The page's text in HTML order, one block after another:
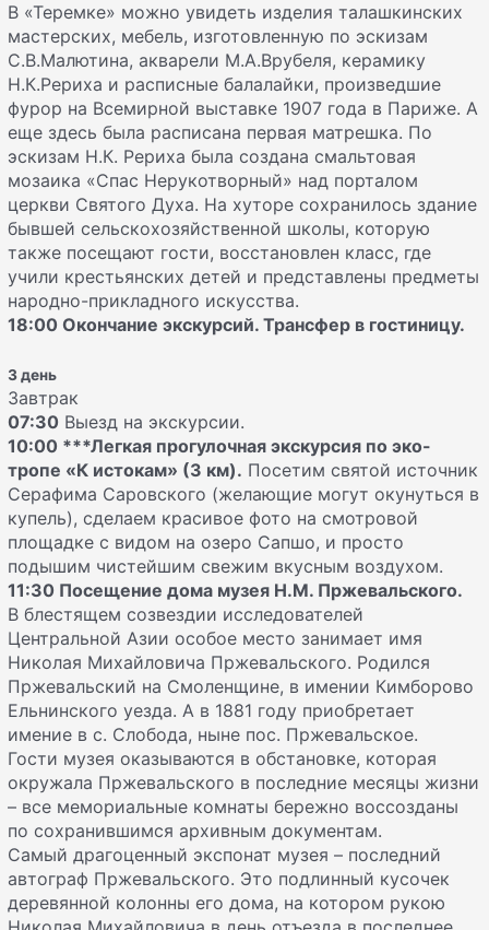
В «Теремке» можно увидеть изделия талашкинских
мастерских, мебель, изготовленную по эскизам
С.В.Малютина, акварели М.А.Врубеля, керамику
Н.К.Рериха и расписные балалайки, произведшие
фурор на Всемирной выставке 1907 года в Париже. А
еще здесь была расписана первая матрешка. По
эскизам Н.К. Рериха была создана смальтовая
мозаика «Спас Нерукотворный» над порталом
церкви Святого Духа. На хуторе сохранилось здание
бывшей сельскохозяйственной школы, которую
также посещают гости, восстановлен класс, где
учили крестьянских детей и представлены предметы
народно-прикладного искусства.
18:00 Окончание экскурсий. Трансфер в гостиницу.
3 день
Завтрак
07:30 Выезд на экскурсии.
10:00 ***Легкая прогулочная экскурсия по эко-
тропе «К истокам» (3 км). Посетим святой источник
Серафима Саровского (желающие могут окунуться в
купель), сделаем красивое фото на смотровой
площадке c видом на озеро Сапшо, и просто
подышим чистейшим свежим вкусным воздухом.
11:30 Посещение дома музея Н.М. Пржевальского.
В блестящем созвездии исследователей
Центральной Азии особое место занимает имя
Николая Михайловича Пржевальского. Родился
Пржевальский на Смоленщине, в имении Кимборово
Ельнинского уезда. А в 1881 году приобретает
имение в с. Слобода, ныне пос. Пржевальское.
Гости музея оказываются в обстановке, которая
окружала Пржевальского в последние месяцы жизни
– все мемориальные комнаты бережно воссозданы
по сохранившимся архивным документам.
Самый драгоценный экспонат музея – последний
автограф Пржевальского. Это подлинный кусочек
деревянной колонны его дома, на котором рукою